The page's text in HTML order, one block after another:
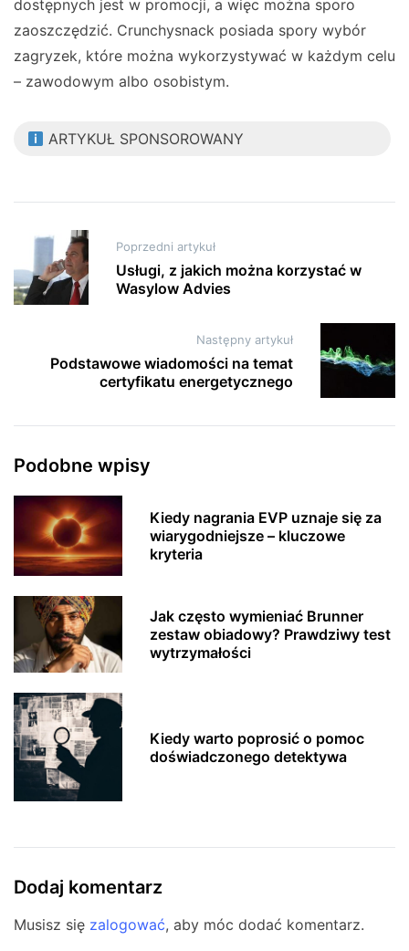
dostępnych jest w promocji, a więc można sporo
zaoszczędzić. Crunchysnack posiada spory wybór
zagryzek, które można wykorzystywać w każdym celu
– zawodowym albo osobistym.
ARTYKUŁ SPONSOROWANY
Nawigacja
wpisu
Poprzedni artykuł
Usługi, z jakich można korzystać w
Wasylow Advies
Następny artykuł
Podstawowe wiadomości na temat
certyfikatu energetycznego
Podobne wpisy
Kiedy nagrania EVP uznaje się za
wiarygodniejsze – kluczowe
kryteria
Jak często wymieniać Brunner
zestaw obiadowy? Prawdziwy test
wytrzymałości
Kiedy warto poprosić o pomoc
doświadczonego detektywa
Dodaj komentarz
Musisz się zalogować, aby móc dodać komentarz.